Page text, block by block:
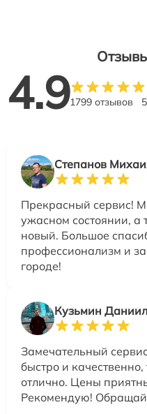
4.91799 отзывов
Степанов
Прекрасный сервис!
ужасном состоянии, а
новый. Большое
профессионализм и
городе!
Кузьмин Даниил
Замечательный
быстро и
отлично. Цены
Рекомендую!